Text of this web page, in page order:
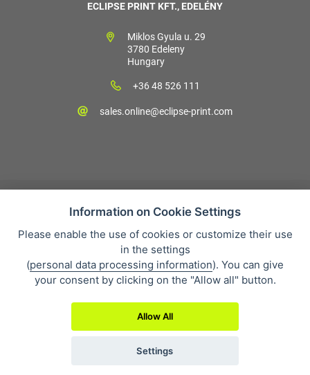
ECLIPSE PRINT KFT., EDELÉNY
Miklos Gyula u. 29
3780 Edeleny
Hungary
+36 48 526 111
sales.online@eclipse-print.com
Vásárlási feltételek
Personal data protection
Cégünkről
Whistleblowing
Information on Cookie Settings
Please enable the use of cookies or customize their use
in the settings
(personal data processing information). You can give
your consent by clicking on the "Allow all" button.
Allow All
Settings